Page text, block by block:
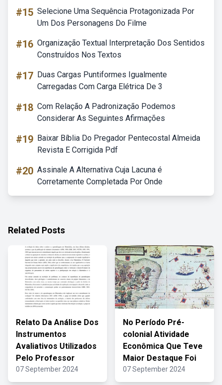
#15 Selecione Uma Sequência Protagonizada Por
Um Dos Personagens Do Filme
#16 Organização Textual Interpretação Dos Sentidos
Construídos Nos Textos
#17 Duas Cargas Puntiformes Igualmente
Carregadas Com Carga Elétrica De 3
#18 Com Relação A Padronização Podemos
Considerar As Seguintes Afirmações
#19 Baixar Bíblia Do Pregador Pentecostal Almeida
Revista E Corrigida Pdf
#20 Assinale A Alternativa Cuja Lacuna é
Corretamente Completada Por Onde
Related Posts
Relato Da Análise Dos
Instrumentos
Avaliativos Utilizados
Pelo Professor
07 September 2024
No Período Pré-
colonial Atividade
Econômica Que Teve
Maior Destaque Foi
07 September 2024